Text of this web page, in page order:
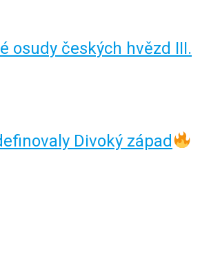
osudy českých hvězd III.
Divoký západ